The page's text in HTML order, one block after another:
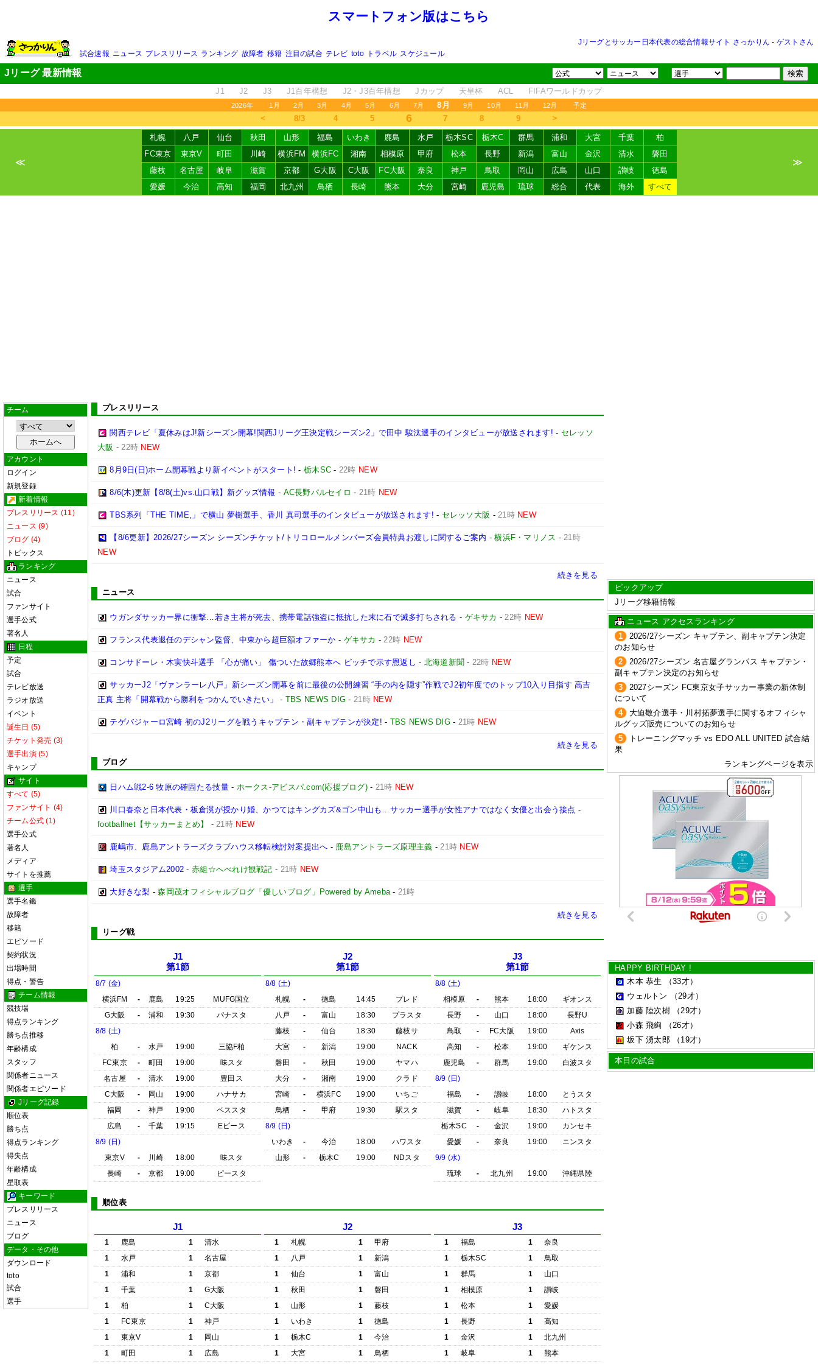
スマートフォン版はこちら
Jリーグとサッカー日本代表の総合情報サイト さっかりん - ゲストさん
試合速報 ニュース プレスリリース ランキング 故障者 移籍 注目の試合 テレビ toto トラベル スケジュール
Jリーグ 最新情報
J1 J2 J3 J1百年構想 J2・J3百年構想 Jカップ 天皇杯 ACL FIFAワールドカップ
2026年 1月 2月 3月 4月 5月 6月 7月 8月 9月 10月 11月 12月 予定
＜ 8/3 4 5 6 7 8 9 ＞
≪
札幌 八戸 仙台 秋田 山形 福島 いわき 鹿島 水戸 栃木SC 栃木C 群馬 浦和 大宮 千葉
柏
FC東京
東京V 町田 川崎 横浜FM 横浜FC 湘南 相模原 甲府 松本 長野 新潟 富山 金沢 清水
磐田
藤枝
名古屋 岐阜 滋賀 京都 G大阪 C大阪 FC大阪 奈良 神戸 鳥取 岡山 広島 山口 讃岐
徳島
愛媛
今治 高知 福岡 北九州 鳥栖 長崎 熊本 大分 宮崎 鹿児島 琉球 総合 代表 海外 すべて
≫
チーム
アカウント
ログイン
新規登録
新着情報
プレスリリース (11)
ニュース (9)
ブログ (4)
トピックス
ランキング
ニュース
試合
ファンサイト
選手公式
著名人
日程
予定
試合
テレビ放送
ラジオ放送
イベント
誕生日 (5)
チケット発売 (3)
選手出演 (5)
キャンプ
サイト
すべて (5)
ファンサイト (4)
チーム公式 (1)
選手公式
著名人
メディア
サイトを推薦
選手
選手名鑑
故障者
移籍
エピソード
契約状況
出場時間
得点・警告
チーム情報
競技場
得点ランキング
勝ち点推移
年齢構成
スタッフ
関係者ニュース
関係者エピソード
Jリーグ記録
順位表
勝ち点
得点ランキング
得失点
年齢構成
星取表
キーワード
プレスリリース
ニュース
ブログ
データ・その他
ダウンロード
toto
試合
選手
プレスリリース
関西テレビ「夏休みはJ!新シーズン開幕!関西Jリーグ王決定戦シーズン2」で田中 駿汰選手のインタビューが放送されます! - セレッソ
大阪 -22時 NEW
8月9日(日)ホーム開幕戦より新イベントがスタート! -栃木SC - 22時 NEW
8/6(木)更新【8/8(土)vs.山口戦】新グッズ情報 - AC長野パルセイロ - 21時 NEW
TBS系列「THE TIME,」で横山 夢樹選手、香川 真司選手のインタビューが放送されます! - セレッソ大阪 -21時 NEW
【8/6更新】2026/27シーズン シーズンチケット/トリコロールメンバーズ会員特典お渡しに関するご案内 -横浜F・マリノス -21時
NEW
続きを見る
ニュース
ウガンダサッカー界に衝撃…若き主将が死去、携帯電話強盗に抵抗した末に石で滅多打ちされる - ゲキサカ -22時 NEW
フランス代表退任のデシャン監督、中東から超巨額オファーか - ゲキサカ -22時 NEW
コンサドーレ・木実快斗選手 「心が痛い」 傷ついた故郷熊本へ ピッチで示す恩返し - 北海道新聞 - 22時 NEW
サッカーJ2「ヴァンラーレ八戸」新シーズン開幕を前に最後の公開練習 “手の内を隠す”作戦でJ2初年度でのトップ10入り目指す 高吉
正真 主将「開幕戦から勝利をつかんでいきたい」
- TBS NEWS DIG - 21時 NEW
テゲバジャーロ宮崎 初のJ2リーグを戦うキャプテン・副キャプテンが決定! - TBS NEWS DIG- 21時 NEW
続きを見る
ブログ
日ハム戦2-6 牧原の確固たる技量- ホークス-アビスパ.com(応援ブログ)- 21時 NEW
川口春奈と日本代表・板倉滉が授かり婚、かつてはキングカズ&ゴン中山も…サッカー選手が女性アナではなく女優と出会う接点 -
footballnet【サッカーまとめ】
-21時 NEW
鹿嶋市、鹿島アントラーズクラブハウス移転検討対案提出へ - 鹿島アントラーズ原理主義 -21時 NEW
埼玉スタジアム2002 -赤組☆へべれけ観戦記 - 21時 NEW
大好きな梨 -森岡茂オフィシャルブログ「優しいブログ」Powered by Ameba- 21時
続きを見る
リーグ戦
J1
第1節
8/7 (金)
横浜FM
- 鹿島 19:25
MUFG国立
G大阪
- 浦和 19:30
パナスタ
8/8 (土)
柏
- 水戸 19:00
三協F柏
FC東京
- 町田 19:00
味スタ
名古屋
- 清水 19:00
豊田ス
C大阪
- 岡山 19:00
ハナサカ
福岡
- 神戸 19:00
ベススタ
広島
- 千葉 19:15
Eピース
8/9 (日)
東京V
- 川崎 18:00
味スタ
長崎
- 京都 19:00 ピースタ
J2
第1節
8/8 (土)
札幌
- 徳島 14:45
プレド
八戸
- 富山 18:30
プラスタ
藤枝
- 仙台 18:30
藤枝サ
大宮
- 新潟 19:00
NACK
磐田
- 秋田 19:00
ヤマハ
大分
- 湘南 19:00
クラド
宮崎
- 横浜FC 19:00
いちご
鳥栖
- 甲府 19:30
駅スタ
8/9 (日)
いわき
- 今治 18:00
ハワスタ
山形
- 栃木C 19:00 NDスタ
J3
第1節
8/8 (土)
相模原
- 熊本 18:00
ギオンス
長野
- 山口 18:00
長野U
鳥取
- FC大阪 19:00
Axis
高知
- 松本 19:00
ギケンス
鹿児島
- 群馬 19:00
白波スタ
8/9 (日)
福島
- 讃岐 18:00
とうスタ
滋賀
- 岐阜 18:30
ハトスタ
栃木SC
- 金沢 19:00
カンセキ
愛媛
- 奈良 19:00
ニンスタ
9/9 (水)
琉球
- 北九州 19:00 沖縄県陸
順位表
J1
1 鹿島 1
清水
1
水戸 1
名古屋
1
浦和 1
京都
1
千葉 1
G大阪
1
柏 1
C大阪
1
FC東京 1
神戸
1
東京V 1
岡山
1
町田 1
広島
J2
1 札幌 1
甲府
1
八戸 1
新潟
1
仙台 1
富山
1
秋田 1
磐田
1
山形 1
藤枝
1
いわき 1
徳島
1
栃木C 1
今治
1
大宮 1
鳥栖
J3
1 福島 1
奈良
1
栃木SC 1
鳥取
1
群馬 1
山口
1
相模原 1
讃岐
1
松本 1
愛媛
1
長野 1
高知
1
金沢 1
北九州
1
岐阜 1
熊本
ピックアップ
Jリーグ移籍情報
ニュース アクセスランキング
1
2026/27シーズン キャプテン、副キャプテン決定
のお知らせ
2
2026/27シーズン 名古屋グランパス キャプテン・
副キャプテン決定のお知らせ
3
2027シーズン FC東京女子サッカー事業の新体制
について
4
大迫敬介選手・川村拓夢選手に関するオフィシャ
ルグッズ販売についてのお知らせ
5
トレーニングマッチ vs EDO ALL UNITED 試合結
果
ランキングページを表示
HAPPY BIRTHDAY !
木本 恭生
（33才）
ウェルトン
（29才）
加藤 陸次樹
（29才）
小森 飛絢
（26才）
坂下 湧太郎
（19才）
本日の試合